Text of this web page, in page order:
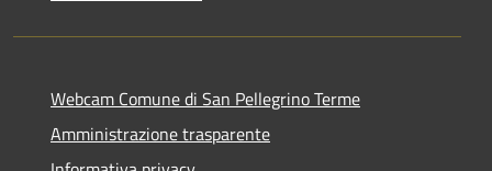
Webcam Comune di San Pellegrino Terme
Amministrazione trasparente